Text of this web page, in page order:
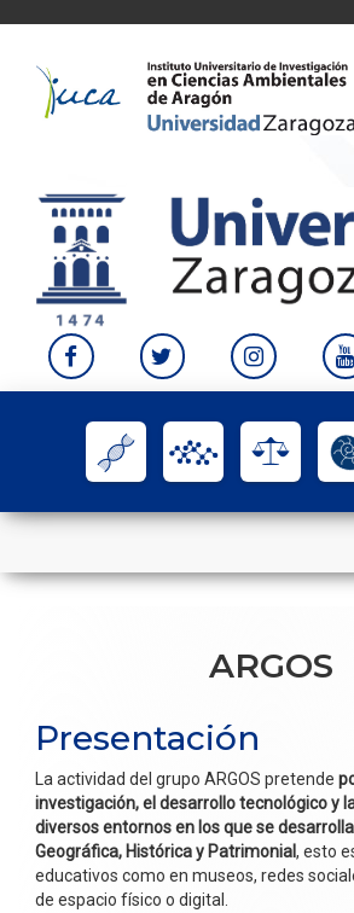
content
ARGOS
Presentación
La actividad del grupo ARGOS pretende
investigación, el desarrollo tecnológico y
diversos entornos en los que se
Geográfica, Histórica y Patrimonial, esto
educativos como en museos, redes
de espacio físico o digital.